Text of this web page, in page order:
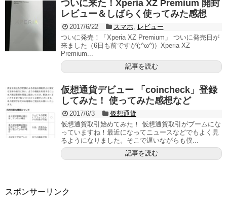
ついに来た！Xperia XZ Premium 開封
レビュー＆しばらく使ってみた感想
2017/6/22 スマホ, レビュー
ついに発売！「Xperia XZ Premium」 ついに発売日が
来ました（6日も前ですが(;^ω^)）Xperia XZ
Premium...
記事を読む
仮想通貨デビュー 「coincheck」登録
してみた！ 使ってみた感想など
2017/6/3
仮想通貨
仮想通貨取引始めてみた！ 仮想通貨取引がブームにな
っていますね！最近になってニュースなどでもよく見
るようになりました。そこで遅いながらも僕...
記事を読む
スポンサーリンク